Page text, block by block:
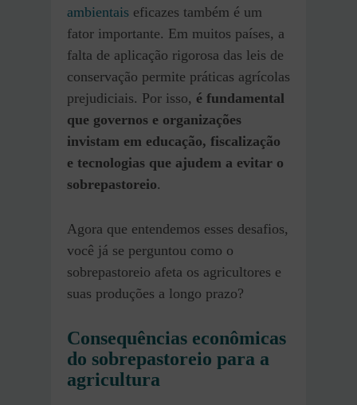
ambientais eficazes também é um
fator importante. Em muitos países, a
falta de aplicação rigorosa das leis de
conservação permite práticas agrícolas
prejudiciais. Por isso, é fundamental
que governos e organizações
invistam em educação, fiscalização
e tecnologias que ajudem a evitar o
sobrepastoreio.
Agora que entendemos esses desafios,
você já se perguntou como o
sobrepastoreio afeta os agricultores e
suas produções a longo prazo?
Consequências econômicas
do sobrepastoreio para a
agricultura